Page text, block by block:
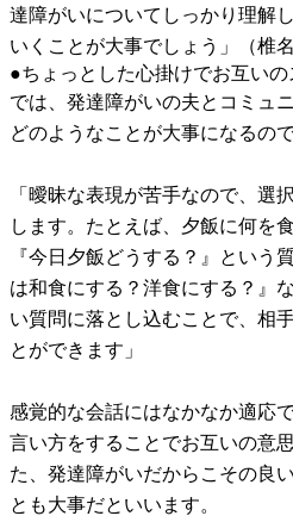
達障がいについてしっかり理解
いくことが大事でしょう」（椎
●ちょっとした心掛けでお互い
では、発達障がいの夫とコミュ
どのようなことが大事になるの
「曖昧な表現が苦手なので、選
します。たとえば、夕飯に何を
『今日夕飯どうする？』という
は和食にする？洋食にする？』
い質問に落とし込むことで、相
とができます」
感覚的な会話にはなかなか適応
言い方をすることでお互いの意
た、発達障がいだからこその良
とも大事だといいます。